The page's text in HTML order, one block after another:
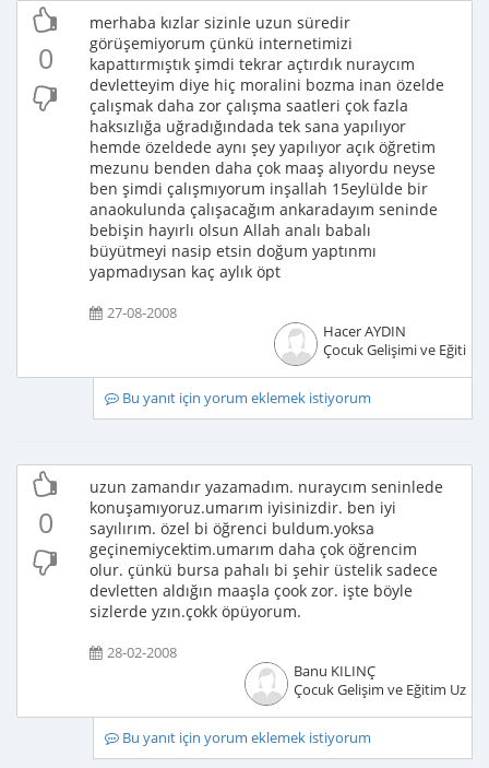
0
merhaba kızlar sizinle uzun süredir
görüşemiyorum çünkü internetimizi
kapattırmıştık şimdi tekrar açtırdık nuraycım
devletteyim diye hiç moralini bozma inan özelde
çalışmak daha zor çalışma saatleri çok fazla
haksızlığa uğradığındada tek sana yapılıyor
hemde özeldede aynı şey yapılıyor açık öğretim
mezunu benden daha çok maaş alıyordu neyse
ben şimdi çalışmıyorum inşallah 15eylülde bir
anaokulunda çalışacağım ankaradayım seninde
bebişin hayırlı olsun Allah analı babalı
büyütmeyi nasip etsin doğum yaptınmı
yapmadıysan kaç aylık öpt
27-08-2008
Hacer AYDIN
Çocuk Gelişimi ve
Bu yanıt için yorum eklemek istiyorum
0
uzun zamandır yazamadım. nuraycım seninlede
konuşamıyoruz.umarım iyisinizdir. ben iyi
sayılırım. özel bi öğrenci buldum.yoksa
geçinemiycektim.umarım daha çok öğrencim
olur. çünkü bursa pahalı bi şehir üstelik sadece
devletten aldığın maaşla çook zor. işte böyle
sizlerde yzın.çokk öpüyorum.
28-02-2008
Banu KILINÇ
Çocuk Gelişim ve Eğitim
Bu yanıt için yorum eklemek istiyorum